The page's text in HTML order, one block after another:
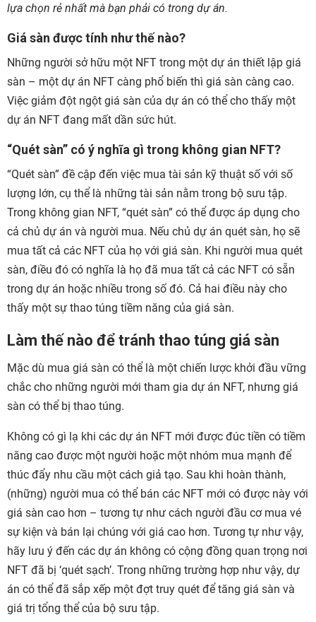
lựa chọn rẻ nhất mà bạn phải có trong dự án.
Giá sàn được tính như thế nào?
Những người sở hữu một NFT trong một dự án thiết lập giá
sàn – một dự án NFT càng phổ biến thì giá sàn càng cao.
Việc giảm đột ngột giá sàn của dự án có thể cho thấy một
dự án NFT đang mất dần sức hút.
“Quét sàn” có ý nghĩa gì trong không gian NFT?
“Quét sàn” đề cập đến việc mua tài sản kỹ thuật số với số
lượng lớn, cụ thể là những tài sản nằm trong bộ sưu tập.
Trong không gian NFT, “quét sàn” có thể được áp dụng cho
cả chủ dự án và người mua. Nếu chủ dự án quét sàn, họ sẽ
mua tất cả các NFT của họ với giá sàn. Khi người mua quét
sàn, điều đó có nghĩa là họ đã mua tất cả các NFT có sẵn
trong dự án hoặc nhiều trong số đó. Cả hai điều này cho
thấy một sự thao túng tiềm năng của giá sàn.
Làm thế nào để tránh thao túng giá sàn
Mặc dù mua giá sàn có thể là một chiến lược khởi đầu vững
chắc cho những người mới tham gia dự án NFT, nhưng giá
sàn có thể bị thao túng.
Không có gì lạ khi các dự án NFT mới được đúc tiền có tiềm
năng cao được một người hoặc một nhóm mua mạnh để
thúc đẩy nhu cầu một cách giả tạo. Sau khi hoàn thành,
(những) người mua có thể bán các NFT mới có được này với
giá sàn cao hơn – tương tự như cách người đầu cơ mua vé
sự kiện và bán lại chúng với giá cao hơn. Tương tự như vậy,
hãy lưu ý đến các dự án không có cộng đồng quan trọng nơi
NFT đã bị ‘quét sạch’. Trong những trường hợp như vậy, dự
án có thể đã sắp xếp một đợt truy quét để tăng giá sàn và
giá trị tổng thể của bộ sưu tập.